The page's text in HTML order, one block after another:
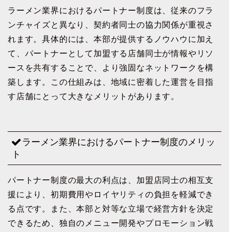
ラーメン業界におけるパートナー制度は、従来のフラ
ンチャイズと異なり、契約者同士の協力関係が重視さ
れます。具体的には、本部が提供するノウハウに加え
て、パートナーとして加盟する店舗同士が情報やリソ
ースを共有することで、より強固なネットワークを構
築します。この仕組みは、地域に密着した運営を目指
す店舗にとって大きなメリットがあります。
ラーメン業界におけるパートナー制度のメリッ
ト
パートナー制度の最大の利点は、加盟店同士の相互支
援により、初期費用やロイヤリティの負担を軽減でき
る点です。また、本部と対等な立場で経営方針を決定
できるため、独自のメニュー開発やプロモーション戦